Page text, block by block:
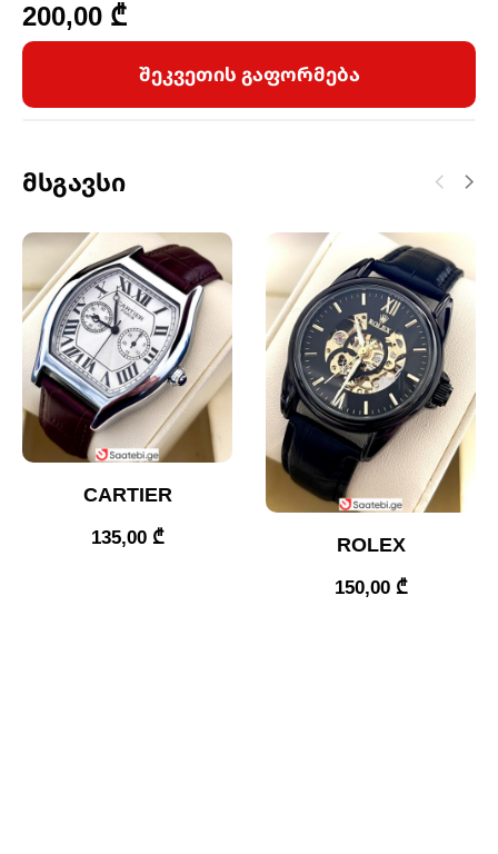
200,00 ₾
შეკვეთის გაფორმება
Მსგავსი
CARTIER
135,00 ₾ ROLEX
150,00 ₾